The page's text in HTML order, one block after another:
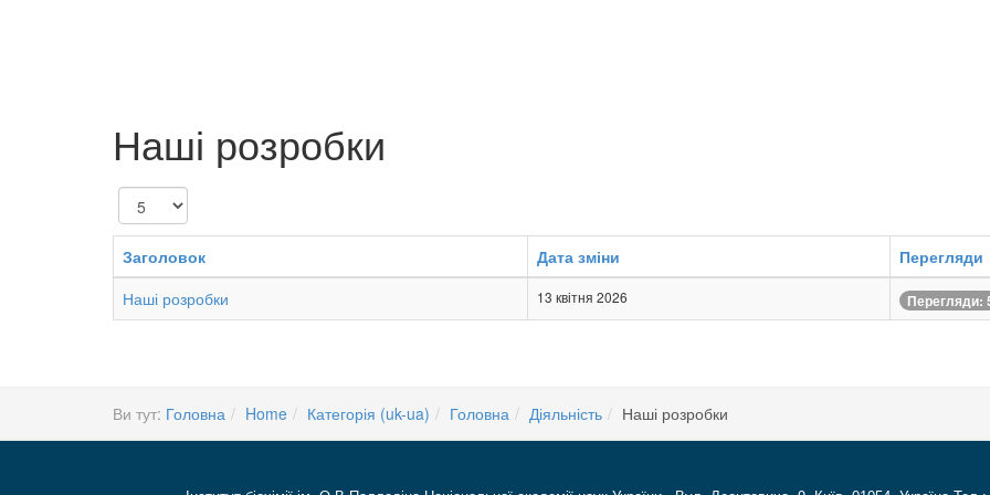
Наші розробки
Показувати
Заголовок Дата зміни
Перегляди
Наші розробки
13 квітня 2026 Перегляди:
Ви тут: Головна Home Категорія (uk-ua) Головна Діяльність Наші розробки